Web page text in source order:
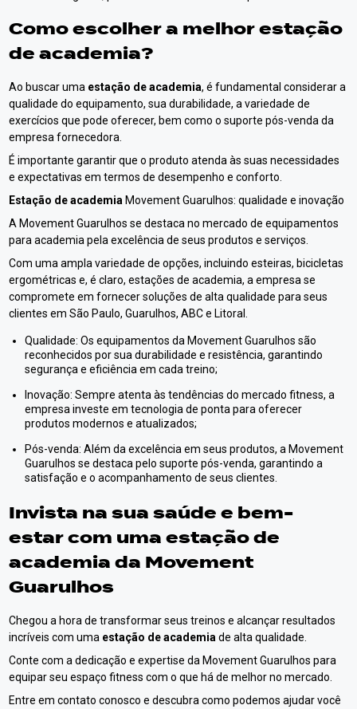
Como escolher a melhorestação
de academia?
Ao buscar uma estação de academia, é fundamental considerar a
qualidade do equipamento, sua durabilidade, a variedade de
exercícios que pode oferecer, bem como o suporte pós-venda da
empresa fornecedora.
É importante garantir que o produto atenda às suas necessidades
e expectativas em termos de desempenho e conforto.
Estação de academia Movement Guarulhos: qualidade e inovação
A Movement Guarulhos se destaca no mercado de equipamentos
para academia pela excelência de seus produtos e serviços.
Com uma ampla variedade de opções, incluindo esteiras, bicicletas
ergométricas e, é claro, estações de academia, a empresa se
compromete em fornecer soluções de alta qualidade para seus
clientes em São Paulo, Guarulhos, ABC e Litoral.
Qualidade: Os equipamentos da Movement Guarulhos são
reconhecidos por sua durabilidade e resistência, garantindo
segurança e eficiência em cada treino;
Inovação: Sempre atenta às tendências do mercado fitness, a
empresa investe em tecnologia de ponta para oferecer
produtos modernos e atualizados;
Pós-venda: Além da excelência em seus produtos, a Movement
Guarulhos se destaca pelo suporte pós-venda, garantindo a
satisfação e o acompanhamento de seus clientes.
Invista na sua saúde e bem-
estar com umaestação de
academiada Movement
Guarulhos
Chegou a hora de transformar seus treinos e alcançar resultados
incríveis com uma estação de academia de alta qualidade.
Conte com a dedicação e expertise da Movement Guarulhos para
equipar seu espaço fitness com o que há de melhor no mercado.
Entre em contato conosco e descubra como podemos ajudar você